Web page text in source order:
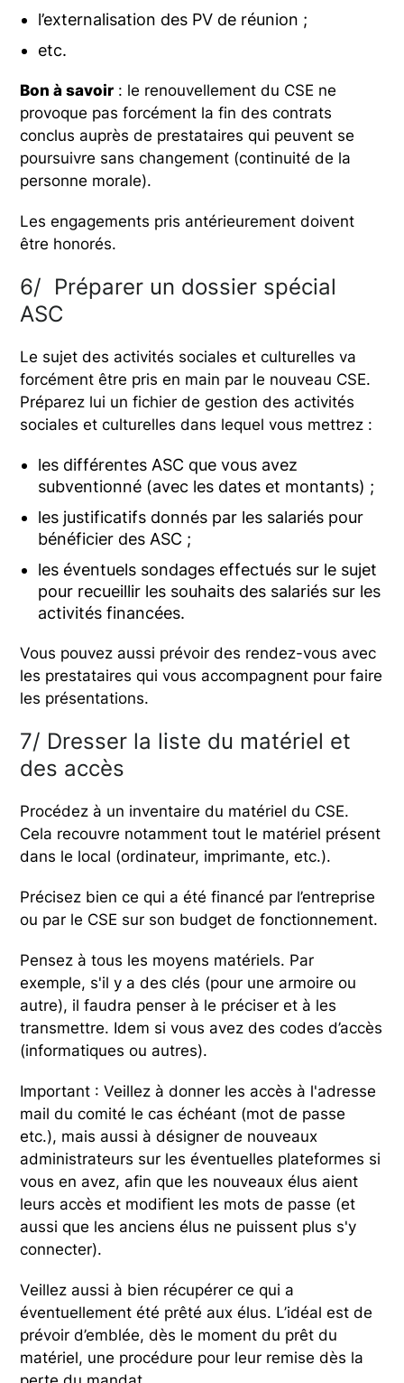
l’externalisation des PV de réunion ;
etc.
Bon à savoir : le renouvellement du CSE ne
provoque pas forcément la fin des contrats
conclus auprès de prestataires qui peuvent se
poursuivre sans changement (continuité de la
personne morale).
Les engagements pris antérieurement doivent
être honorés.
6/ Préparer un dossier spécial
ASC
Le sujet des activités sociales et culturelles va
forcément être pris en main par le nouveau CSE.
Préparez lui un fichier de gestion des activités
sociales et culturelles dans lequel vous mettrez :
les différentes ASC que vous avez
subventionné (avec les dates et montants) ;
les justificatifs donnés par les salariés pour
bénéficier des ASC ;
les éventuels sondages effectués sur le sujet
pour recueillir les souhaits des salariés sur les
activités financées.
Vous pouvez aussi prévoir des rendez-vous avec
les prestataires qui vous accompagnent pour faire
les présentations.
7/ Dresser la liste du matériel et
des accès
Procédez à un inventaire du matériel du CSE.
Cela recouvre notamment tout le matériel présent
dans le local (ordinateur, imprimante, etc.).
Précisez bien ce qui a été financé par l’entreprise
ou par le CSE sur son budget de fonctionnement.
Pensez à tous les moyens matériels. Par
exemple, s'il y a des clés (pour une armoire ou
autre), il faudra penser à le préciser et à les
transmettre. Idem si vous avez des codes d’accès
(informatiques ou autres).
Important : Veillez à donner les accès à l'adresse
mail du comité le cas échéant (mot de passe
etc.), mais aussi à désigner de nouveaux
administrateurs sur les éventuelles plateformes si
vous en avez, afin que les nouveaux élus aient
leurs accès et modifient les mots de passe (et
aussi que les anciens élus ne puissent plus s'y
connecter).
Veillez aussi à bien récupérer ce qui a
éventuellement été prêté aux élus. L’idéal est de
prévoir d’emblée, dès le moment du prêt du
matériel, une procédure pour leur remise dès la